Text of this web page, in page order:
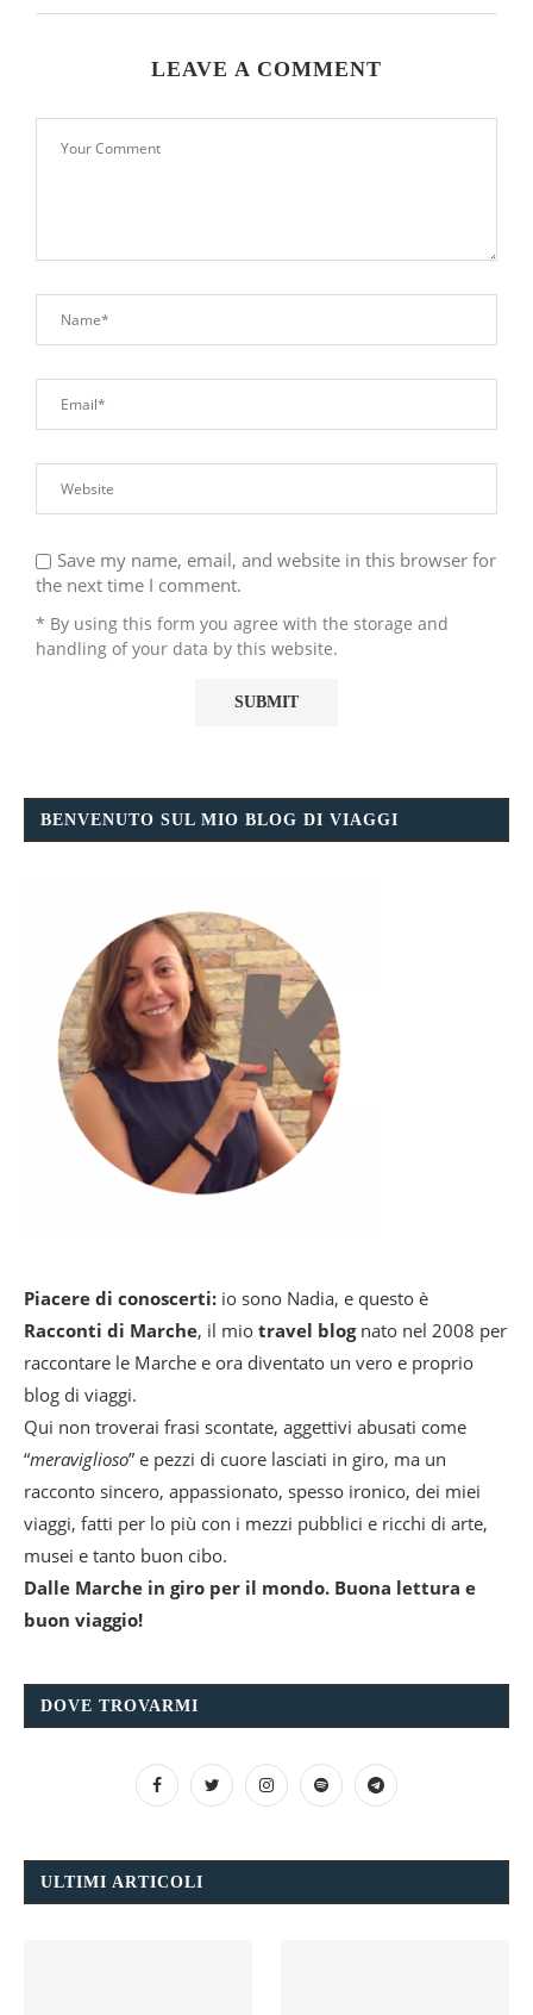
LEAVE A COMMENT
Save my name, email, and website in this browser for
the next time I comment.
* By using this form you agree with the storage and
handling of your data by this website.
BENVENUTO SUL MIO BLOG DI VIAGGI
Piacere di conoscerti: io sono Nadia, e questo è
Racconti di Marche, il mio travel blognato nel 2008 per
raccontare le Marche e ora diventato un vero e proprio
blog di viaggi.
Qui non troverai frasi scontate, aggettivi abusati come
“meraviglioso” e pezzi di cuore lasciati in giro, ma un
racconto sincero, appassionato, spesso ironico, dei miei
viaggi, fatti per lo più con i mezzi pubblici e ricchi di arte,
musei e tanto buon cibo.
Dalle Marche in giro per il mondo. Buona lettura e
buon viaggio!
DOVE TROVARMI
ULTIMI ARTICOLI